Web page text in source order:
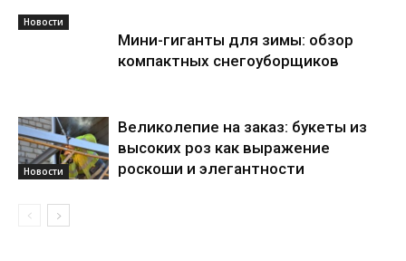
Новости
Мини-гиганты для зимы: обзор
компактных снегоуборщиков
Новости
Великолепие на заказ: букеты из
высоких роз как выражение
роскоши и элегантности